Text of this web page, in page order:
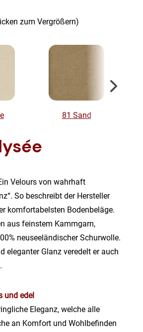
zum Vergrößern)
81 Sand
Velours von wahrhaft
So beschreibt der Hersteller
komfortabelsten Bodenbeläge.
aus feinstem Kammgarn,
neuseeländischer Schurwolle.
eleganter Glanz veredelt er auch
und edel
Eleganz, welche alle
an Komfort und Wohlbefinden